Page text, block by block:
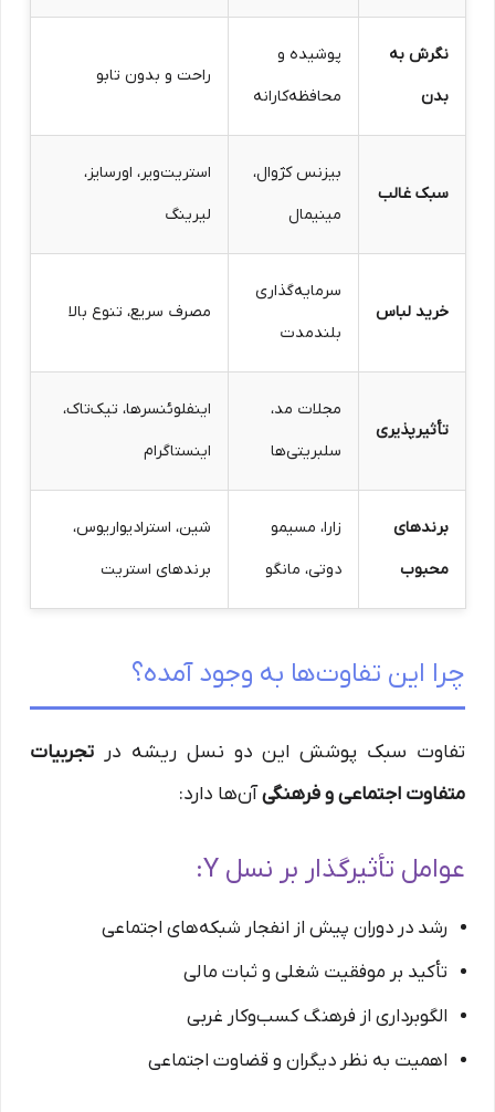
نگرش به
بدن
پوشیده و
محافظه‌کارانه
راحت و بدون تابو
سبک غالب
بیزنس کژوال،
مینیمال
استریت‌ویر، اورسایز،
لیرینگ
خرید لباس
سرمایه‌گذاری
بلندمدت
مصرف سریع، تنوع بالا
تأثیرپذیری
مجلات مد،
سلبریتی‌ها
اینفلوئنسرها، تیک‌تاک،
اینستاگرام
برندهای
محبوب
زارا، مسیمو
دوتی، مانگو
شین، استرادیواریوس،
برندهای استریت
چرا این تفاوت‌ها به وجود آمده؟
تفاوت سبک پوشش این دو نسل ریشه در تجربیات
متفاوت اجتماعی و فرهنگیآن‌ها دارد:
عوامل تأثیرگذار بر نسل Y:
رشد در دوران پیش از انفجار شبکه‌های اجتماعی
تأکید بر موفقیت شغلی و ثبات مالی
الگوبرداری از فرهنگ کسب‌وکار غربی
اهمیت به نظر دیگران و قضاوت اجتماعی